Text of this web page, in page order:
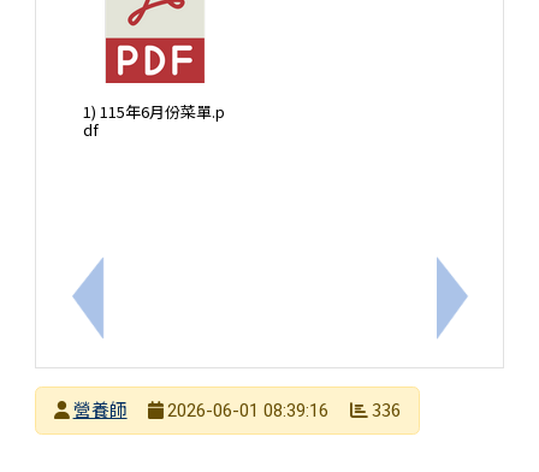
上一筆：臺南市動物防疫保護處「115年度臺南市國
1) 115年6月份菜單.p
df
下一筆：
發布者
營養師
2026-06-01 08:39:16 336